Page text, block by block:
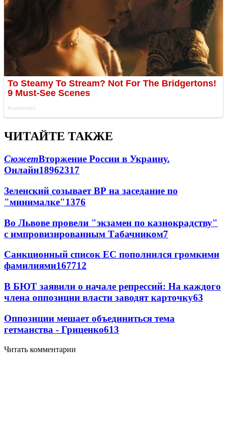
ЧИТАЙТЕ ТАКЖЕ
СюжетВторжение России в Украину.
Онлайн18962317
Зеленский созывает ВР на заседание по
"минималке"1376
Во Львове провели "экзамен по казнокрадству"
с импровизированным Табачником7
Санкционный список ЕС пополнился громкими
фамилиями167712
В БЮТ заявили о начале репрессий: На каждого
члена оппозиции власти заводят карточку63
Оппозиции мешает объединиться тема
гетманства - Гриценко613
Читать комментарии